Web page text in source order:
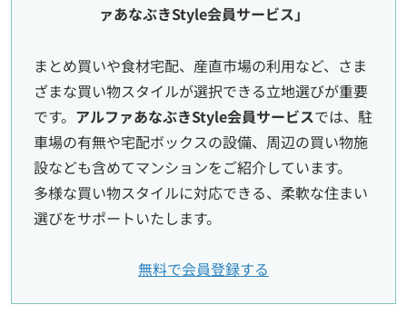
ァあなぶきStyle会員サービス」
まとめ買いや食材宅配、産直市場の利用など、さま
ざまな買い物スタイルが選択できる立地選びが重要
です。 アルファあなぶきStyle会員サービスでは、駐
車場の有無や宅配ボックスの設備、周辺の買い物施
設なども含めてマンションをご紹介しています。
多様な買い物スタイルに対応できる、柔軟な住まい
選びをサポートいたします。
無料で会員登録する